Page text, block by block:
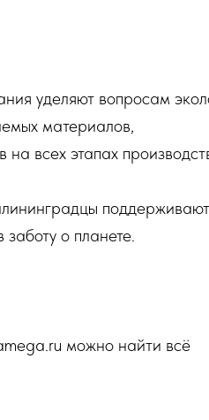
уделяют вопросам
материалов,
всех этапах
поддерживают
о планете.
можно найти всё